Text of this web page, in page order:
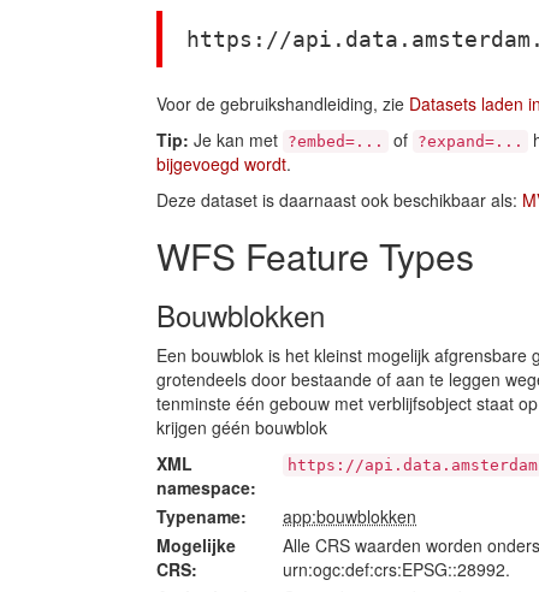
https://
Voor de gebruikshandleiding, zie Datasets laden
Tip: Je kan met ?embed=... of ?expand=...
bijgevoegd wordt.
Deze dataset is daarnaast ook beschikbaar als:
WFS Feature Types
Bouwblokken
Een bouwblok is het kleinst mogelijk
grotendeels door bestaande of aan te leggen
tenminste één gebouw met verblijfsobject staat
krijgen géén bouwblok
XML
namespace:
https://
Typename:
app:bouwblokken
Mogelijke
CRS:
Alle CRS waarden worden
urn:ogc:def:crs:EPSG::28992.